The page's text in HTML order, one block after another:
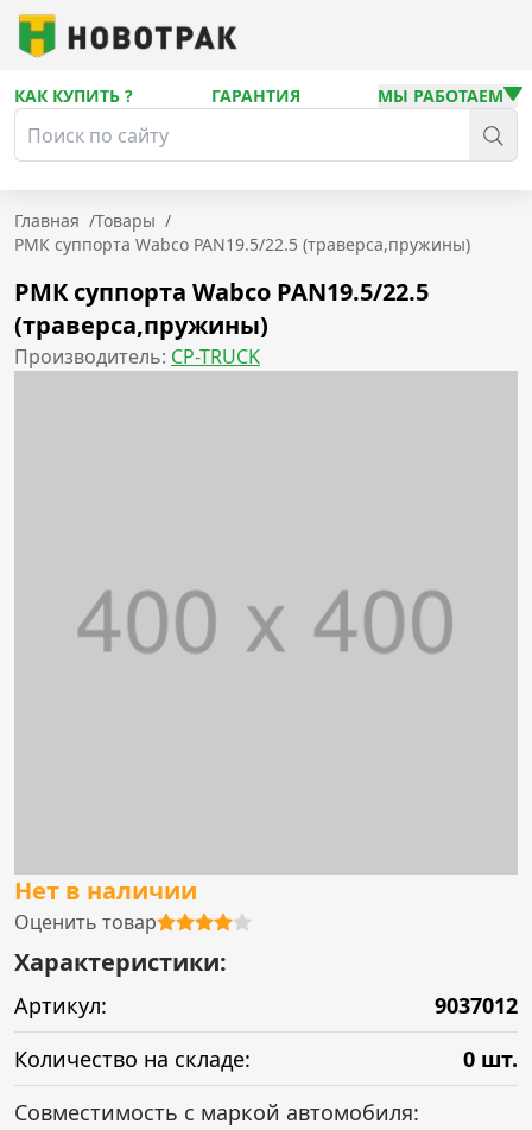
КАК КУПИТЬ ? ГАРАНТИЯ МЫ РАБОТАЕМ
Главная /Товары /
РМК суппорта Wabco PAN19.5/22.5 (траверса,пружины)
РМК суппорта Wabco PAN19.5/22.5
(траверса,пружины)
Производитель: CP-TRUCK
Нет в наличии
Оценить товар
Характеристики:
Артикул:
9037012
Количество на складе:
0 шт.
Совместимость с маркой автомобиля: